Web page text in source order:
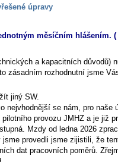
úpravy
měsíčním hlášením. (
a kapacitních důvodů)
zásadním rozhodnutní jsme
jiný SW.
nejvhodnější se nám, pro naše
provozu JMHZ a je již
Mzdy od ledna 2026
provedli jsme zijistili, že
dat pracovních poměrů.